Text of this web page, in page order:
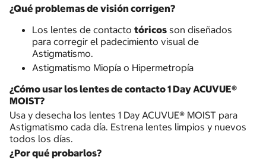
¿Qué problemas de visión corrigen?
Los lentes de contacto tóricosson diseñados
para corregir el padecimiento visual de
Astigmatismo.
Astigmatismo Miopía o Hipermetropía
¿Cómo usar los lentes de contacto 1 Day ACUVUE®
MOIST?
Usa y desecha los lentes 1 Day ACUVUE® MOIST para
Astigmatismo cada día. Estrena lentes limpios y nuevos
todos los días.
¿Por qué probarlos?